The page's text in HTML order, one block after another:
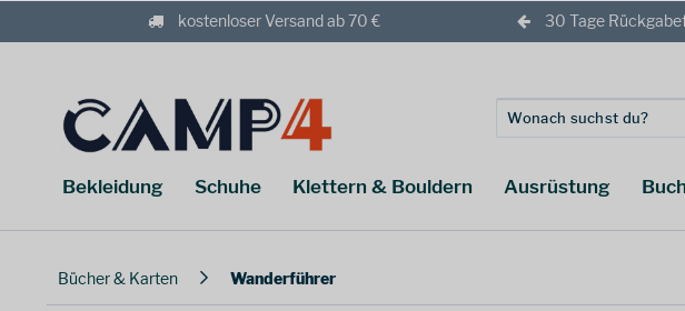
kostenloser Versand ab 70 € 30 Tage
Bekleidung Schuhe Klettern & Bouldern Ausrüstung
Bücher & Karten Wanderführer